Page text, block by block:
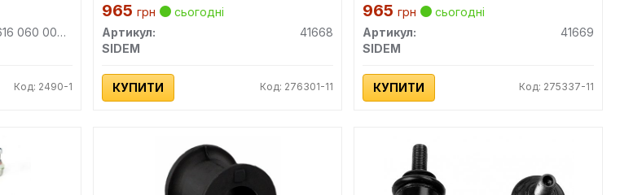
1616 060 0004HD
Код: 2490-1
965грн
сьогодні
Артикул:
41668
SIDEM
КУПИТИ Код: 276301-11
965грн
сьогодні
Артикул:
41669
SIDEM
КУПИТИ Код: 275337-11